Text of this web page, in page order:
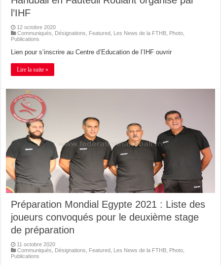
l’IHF
12 octobre 2020
Communiqués
Désignations Featured Les News de la FTHB Photo
Publications
Lien pour s’inscrire au Centre d’Education de l’IHF ouvrir
Lire la suite »
Préparation Mondial Egypte 2021 : Liste des
joueurs convoqués pour le deuxième stage
de préparation
11 octobre 2020
Communiqués
Désignations Featured Les News de la FTHB Photo
Publications